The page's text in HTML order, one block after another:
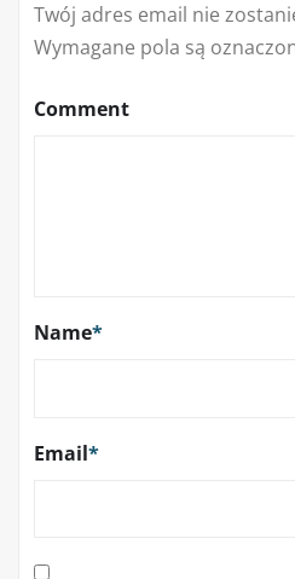
Twój adres email nie
Wymagane pola są
Comment
Name*
Email*